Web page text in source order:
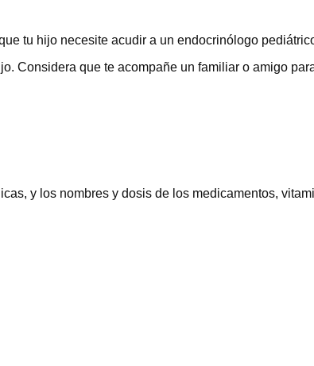
tu hijo necesite acudir a un endocrinólogo
Considera que te acompañe un familiar o amigo
y los nombres y dosis de los medicamentos,